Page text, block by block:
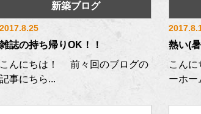
新築ブログ
2017.8.25
雑誌の持ち帰りOK！！
こんにちは！ 前々回のブログの
記事にちら...
熱い(
こん
ーホー